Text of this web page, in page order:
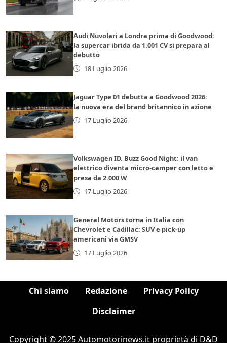
Audi Nuvolari a Londra prima di Goodwood:
la supercar ibrida da 1.001 CV si prepara al
debutto
18 Luglio 2026
Jaguar Type 01 debutta a Goodwood 2026:
la nuova era del brand britannico in azione
17 Luglio 2026
Volkswagen ID. Buzz Good Night: il van
elettrico diventa micro-camper con letto e
presa da 2.000 W
17 Luglio 2026
General Motors torna in Italia con
Chevrolet e Cadillac: SUV e pick-up
americani via GMSV
17 Luglio 2026
Chi siamo Redazione
Privacy Policy
Disclaimer
Copyright © 2025 Automotorinews.it proprietà di D&D